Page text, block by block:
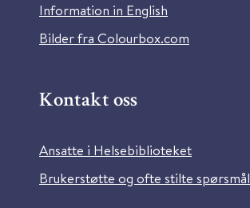
Information in English
Bilder fra Colourbox.com
Kontakt oss
Ansatte i Helsebiblioteket
Brukerstøtte og ofte stilte spørsmål